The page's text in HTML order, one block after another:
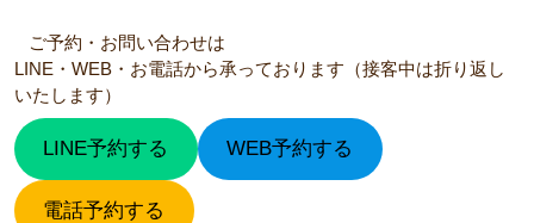
ご予約・お問い合わせは
LINE・WEB・お電話から承っております（接客中は折り返し
いたします）
LINE予約する WEB予約する
電話予約する